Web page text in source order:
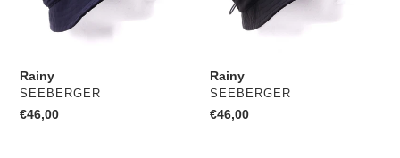
Rainy
VERKOPER
SEEBERGER
Normale
€46,00
Rainy
VERKOPER
SEEBERGER
Normale
€46,00